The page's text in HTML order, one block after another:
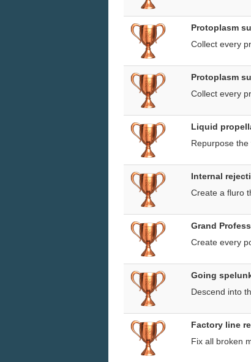
Protoplasm
Collect every
Protoplasm
Collect every
Liquid
Repurpose
Internal
Create a fluro
Grand
Create every
Going
Descend into
Factory line
Fix all broken